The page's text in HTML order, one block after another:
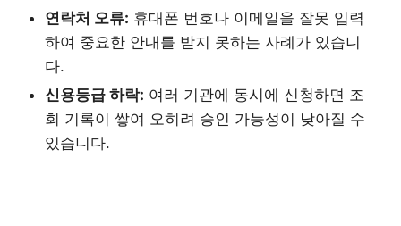
연락처 오류: 휴대폰 번호나 이메일을 잘못 입력
하여 중요한 안내를 받지 못하는 사례가 있습니
다.
신용등급 하락: 여러 기관에 동시에 신청하면 조
회 기록이 쌓여 오히려 승인 가능성이 낮아질 수
있습니다.